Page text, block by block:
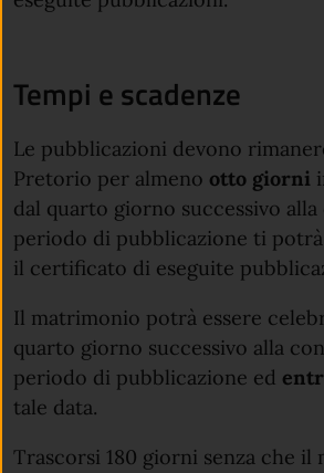
Tempi e scadenze
Le pubblicazioni devono
Pretorio per almeno otto giorni
dal quarto giorno successivo
periodo di pubblicazione ti
il certificato di eseguite
Il matrimonio potrà essere
quarto giorno successivo alla
periodo di pubblicazione ed
tale data.
Trascorsi 180 giorni senza che il